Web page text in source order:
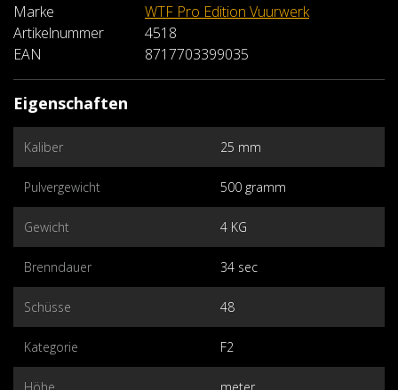
Marke
WTF Pro Edition Vuurwerk
Artikelnummer
4518
EAN
8717703399035
Eigenschaften
Kaliber 25 mm
Pulvergewicht 500 gramm
Gewicht 4 KG
Brenndauer 34 sec
Schüsse 48
Kategorie F2